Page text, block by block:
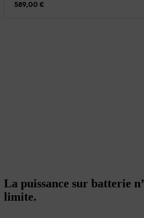
589,00 €
La puissance sur batterie
limite.